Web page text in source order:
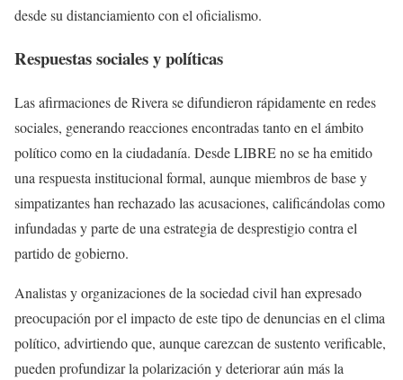
desde su distanciamiento con el oficialismo.
Respuestas sociales y políticas
Las afirmaciones de Rivera se difundieron rápidamente en redes
sociales, generando reacciones encontradas tanto en el ámbito
político como en la ciudadanía. Desde LIBRE no se ha emitido
una respuesta institucional formal, aunque miembros de base y
simpatizantes han rechazado las acusaciones, calificándolas como
infundadas y parte de una estrategia de desprestigio contra el
partido de gobierno.
Analistas y organizaciones de la sociedad civil han expresado
preocupación por el impacto de este tipo de denuncias en el clima
político, advirtiendo que, aunque carezcan de sustento verificable,
pueden profundizar la polarización y deteriorar aún más la